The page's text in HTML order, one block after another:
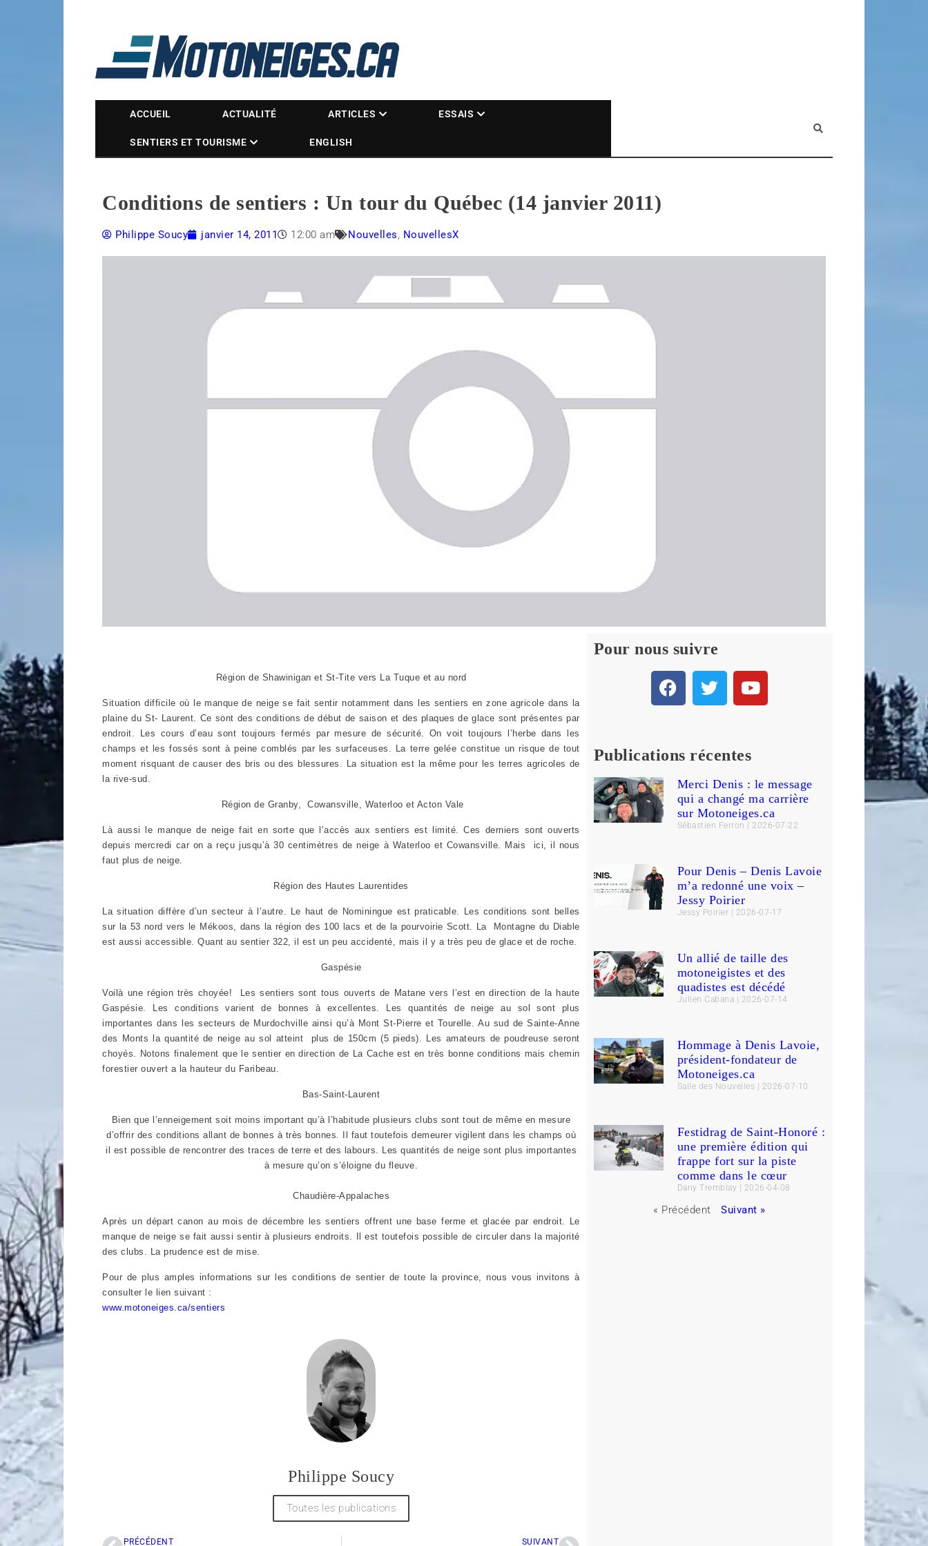
Magazine Motoneiges.ca
ACCUEIL ACTUALITÉ ARTICLES ESSAIS
SENTIERS ET TOURISME ENGLISH
Conditions de sentiers : Un tour du Québec (14 janvier 2011)
Philippe Soucy janvier 14, 2011 12:00 am Nouvelles, NouvellesX
Région de Shawinigan et St-Tite vers La Tuque et au nord
Situation difficile où le manque de neige se fait sentir notamment dans les sentiers en zone agricole dans la
plaine du St- Laurent. Ce sont des conditions de début de saison et des plaques de glace sont présentes par
endroit. Les cours d’eau sont toujours fermés par mesure de sécurité. On voit toujours l’herbe dans les
champs et les fossés sont à peine comblés par les surfaceuses. La terre gelée constitue un risque de tout
moment risquant de causer des bris ou des blessures. La situation est la même pour les terres agricoles de
la rive-sud.
Région de Granby, Cowansville, Waterloo et Acton Vale
Là aussi le manque de neige fait en sorte que l’accès aux sentiers est limité. Ces derniers sont ouverts
depuis mercredi car on a reçu jusqu’à 30 centimètres de neige à Waterloo et Cowansville. Mais ici, il nous
faut plus de neige.
Région des Hautes Laurentides
La situation diffère d’un secteur à l’autre. Le haut de Nominingue est praticable. Les conditions sont belles
sur la 53 nord vers le Mékoos, dans la région des 100 lacs et de la pourvoirie Scott. La Montagne du Diable
est aussi accessible. Quant au sentier 322, il est un peu accidenté, mais il y a très peu de glace et de roche.
Gaspésie
Voilà une région très choyée! Les sentiers sont tous ouverts de Matane vers l’est en direction de la haute
Gaspésie. Les conditions varient de bonnes à excellentes. Les quantités de neige au sol sont plus
importantes dans les secteurs de Murdochville ainsi qu’à Mont St-Pierre et Tourelle. Au sud de Sainte-Anne
des Monts la quantité de neige au sol atteint plus de 150cm (5 pieds). Les amateurs de poudreuse seront
choyés. Notons finalement que le sentier en direction de La Cache est en très bonne conditions mais chemin
forestier ouvert a la hauteur du Faribeau.
Bas-Saint-Laurent
Bien que l’enneigement soit moins important qu’à l’habitude plusieurs clubs sont tout de même en mesure
d’offrir des conditions allant de bonnes à très bonnes. Il faut toutefois demeurer vigilent dans les champs où
il est possible de rencontrer des traces de terre et des labours. Les quantités de neige sont plus importantes
à mesure qu’on s’éloigne du fleuve.
Chaudière-Appalaches
Après un départ canon au mois de décembre les sentiers offrent une base ferme et glacée par endroit. Le
manque de neige se fait aussi sentir à plusieurs endroits. Il est toutefois possible de circuler dans la majorité
des clubs. La prudence est de mise.
Pour de plus amples informations sur les conditions de sentier de toute la province, nous vous invitons à
consulter le lien suivant :
www.motoneiges.ca/sentiers
Philippe Soucy
Toutes les publications
PRÉCÉDENT SUIVANT
Pour nous suivre
Publications récentes
Merci Denis : le message
qui a changé ma carrière
sur Motoneiges.ca
Sébastien Ferron 2026-07-22
Pour Denis – Denis Lavoie
m’a redonné une voix –
Jessy Poirier
Jessy Poirier 2026-07-17
Un allié de taille des
motoneigistes et des
quadistes est décédé
Julien Cabana 2026-07-14
Hommage à Denis Lavoie,
président-fondateur de
Motoneiges.ca
Salle des Nouvelles 2026-07-10
Festidrag de Saint-Honoré :
une première édition qui
frappe fort sur la piste
comme dans le cœur
Dany Tremblay 2026-04-08
« Précédent Suivant »